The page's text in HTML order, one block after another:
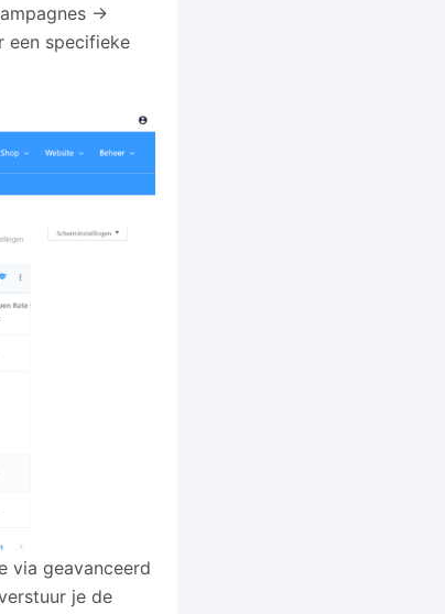
→
een specifieke
via geavanceerd
je de